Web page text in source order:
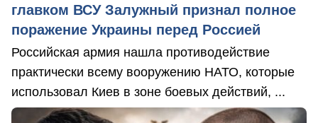
главком ВСУ Залужный признал полное
поражение Украины перед Россией
Российская армия нашла противодействие
практически всему вооружению НАТО, которые
использовал Киев в зоне боевых действий, ...